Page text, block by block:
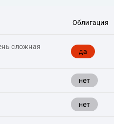
Облигация
сложная
да
нет
нет